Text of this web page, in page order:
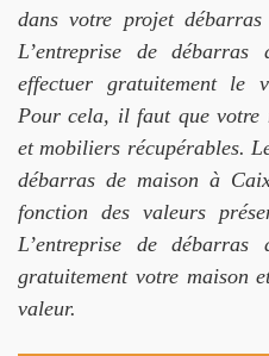
dans votre projet
L’entreprise de
effectuer gratuitement le
Pour cela, il faut que votre
et mobiliers récupérables.
débarras de maison à
fonction des valeurs
L’entreprise de
gratuitement votre maison
valeur.